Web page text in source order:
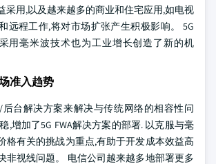
采用,以及越来越多的商业和住宅应用,如电视
远程工作,将对市场扩张产生积极影响。 5G
用毫米波技术也为工业增长创造了新的机
准入趋势
台解决方案来解决与传统网络的相容性问
,增加了5G FWA解决方案的部署. 以克服与毫
格有关的挑战为重点,有助于开发成本效益高
非视线问题。 电信公司越来越多地部署更多